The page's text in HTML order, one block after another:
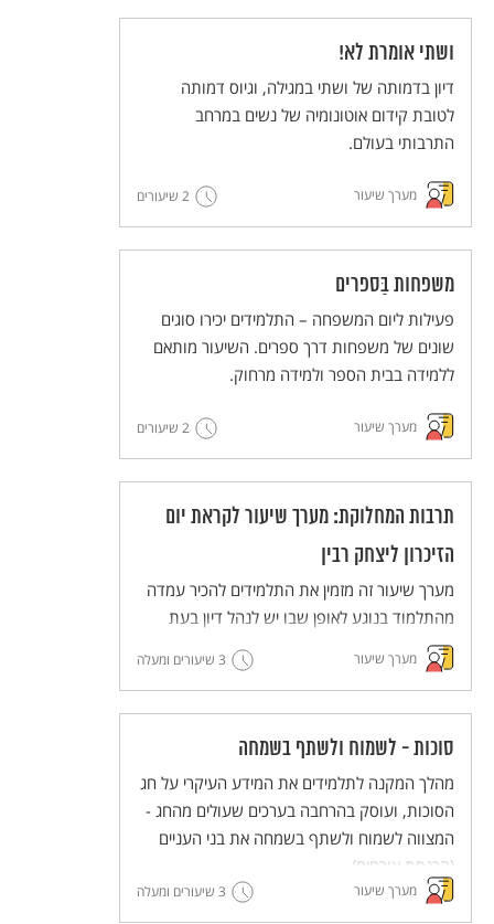
ושתי אומרת לא!
דיון בדמותה של ושתי במגילה, וגיוס דמותה
לטובת קידום אוטונומיה של נשים במרחב
התרבותי בעולם.
מערך שיעור 2 שיעורים
משפחות בַּספרים
פעילות ליום המשפחה – התלמידים יכירו סוגים
שונים של משפחות דרך ספרים. השיעור מותאם
ללמידה בבית הספר ולמידה מרחוק.
מערך שיעור 2 שיעורים
תרבות המחלוקת: מערך שיעור לקראת יום
הזיכרון ליצחק רבין
מערך שיעור זה מזמין את התלמידים להכיר עמדה
מהתלמוד בנוגע לאופן שבו יש לנהל דיון בעת
מחלוקת, ולנסות ליישם את הדרך המוצעת
בתלמוד (דרך בית הלל) בדיונים שהם מנהלים.
מערך שיעור 3 שיעורים ומעלה
סוכות - לשמוח ולשתף בשמחה
מהלך המקנה לתלמידים את המידע העיקרי על חג
הסוכות, ועוסק בהרחבה בערכים שעולים מהחג -
המצווה לשמוח ולשתף בשמחה את בני העניים
(הכנסת אורחים).
מערך שיעור 3 שיעורים ומעלה